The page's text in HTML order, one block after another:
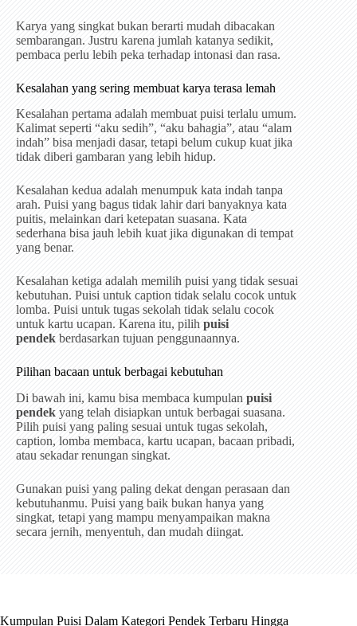
Karya yang singkat bukan berarti mudah dibacakan
sembarangan. Justru karena jumlah katanya sedikit,
pembaca perlu lebih peka terhadap intonasi dan rasa.
Kesalahan yang sering membuat karya terasa lemah
Kesalahan pertama adalah membuat puisi terlalu umum.
Kalimat seperti “aku sedih”, “aku bahagia”, atau “alam
indah” bisa menjadi dasar, tetapi belum cukup kuat jika
tidak diberi gambaran yang lebih hidup.
Kesalahan kedua adalah menumpuk kata indah tanpa
arah. Puisi yang bagus tidak lahir dari banyaknya kata
puitis, melainkan dari ketepatan suasana. Kata
sederhana bisa jauh lebih kuat jika digunakan di tempat
yang benar.
Kesalahan ketiga adalah memilih puisi yang tidak sesuai
kebutuhan. Puisi untuk caption tidak selalu cocok untuk
lomba. Puisi untuk tugas sekolah tidak selalu cocok
untuk kartu ucapan. Karena itu, pilih puisi
pendek berdasarkan tujuan penggunaannya.
Pilihan bacaan untuk berbagai kebutuhan
Di bawah ini, kamu bisa membaca kumpulan puisi
pendek yang telah disiapkan untuk berbagai suasana.
Pilih puisi yang paling sesuai untuk tugas sekolah,
caption, lomba membaca, kartu ucapan, bacaan pribadi,
atau sekadar renungan singkat.
Gunakan puisi yang paling dekat dengan perasaan dan
kebutuhanmu. Puisi yang baik bukan hanya yang
singkat, tetapi yang mampu menyampaikan makna
secara jernih, menyentuh, dan mudah diingat.
Kumpulan Puisi Dalam Kategori Pendek Terbaru Hingga